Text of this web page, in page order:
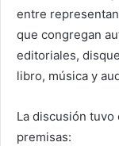
entre
que congregan
editoriales,
libro, música y
La discusión
premisas: